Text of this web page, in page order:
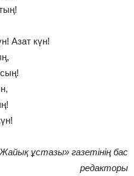
Азат күн!
ұстазы» газетінің бас
редакторы